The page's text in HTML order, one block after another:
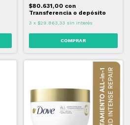
$80.631,00 con
Transferencia o depósito
3 x $29.863,33 sin interés